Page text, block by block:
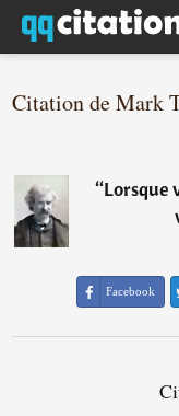
Citation de Mark
“Lorsque
Facebook